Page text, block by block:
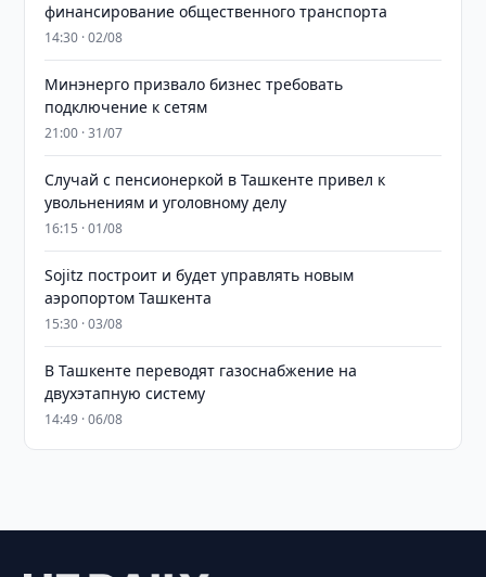
финансирование общественного транспорта
14:30 · 02/08
Минэнерго призвало бизнес требовать
подключение к сетям
21:00 · 31/07
Случай с пенсионеркой в Ташкенте привел к
увольнениям и уголовному делу
16:15 · 01/08
Sojitz построит и будет управлять новым
аэропортом Ташкента
15:30 · 03/08
В Ташкенте переводят газоснабжение на
двухэтапную систему
14:49 · 06/08